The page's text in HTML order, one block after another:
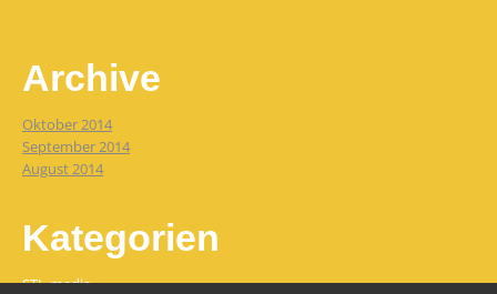
Archive
Oktober 2014
September 2014
August 2014
Kategorien
STL-media